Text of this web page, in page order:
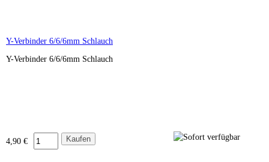
Y-Verbinder 6/6/6mm Schlauch
Y-Verbinder 6/6/6mm Schlauch
4,90 €